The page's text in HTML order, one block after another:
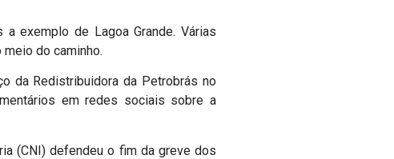
exemplo de Lagoa Grande. Várias
do caminho.
da Redistribuidora da Petrobrás no
em redes sociais sobre a
(CNI) defendeu o fim da greve dos